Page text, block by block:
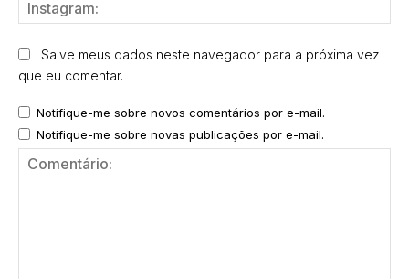
Salve meus dados neste navegador para a próxima vez
que eu comentar.
Notifique-me sobre novos comentários por e-mail.
Notifique-me sobre novas publicações por e-mail.